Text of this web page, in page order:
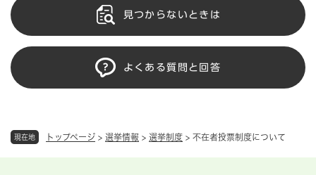
現在地 トップページ > 選挙情報 > 選挙制度 > 不在者投票制度について
見つからないときは
よくある質問と回答